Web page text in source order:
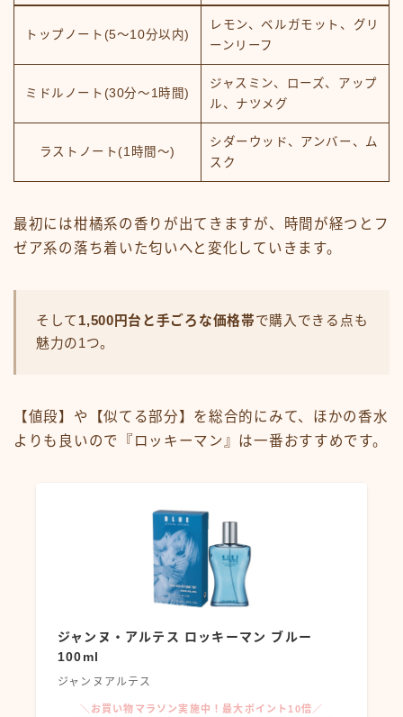
トップノート(5～10分以内)
レモン、ベルガモット、グリ
ーンリーフ
ミドルノート(30分～1時間)
ジャスミン、ローズ、アップ
ル、ナツメグ
ラストノート(1時間～)
シダーウッド、アンバー、ム
スク
最初には柑橘系の香りが出てきますが、時間が経つとフ
ゼア系の落ち着いた匂いへと変化していきます。
そして 1,500円台と手ごろな価格帯で購入できる点も
魅力の1つ。
【値段】や【似てる部分】を総合的にみて、ほかの香水
よりも良いので『ロッキーマン』は一番おすすめです。
ジャンヌ・アルテス ロッキーマン ブルー
100ml
ジャンヌアルテス
＼お買い物マラソン実施中！最大ポイント10倍／